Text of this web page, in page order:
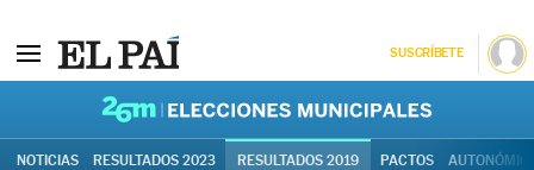
SUSCRÍBETE
NOTICIAS RESULTADOS 2023 RESULTADOS 2019 PACTOS